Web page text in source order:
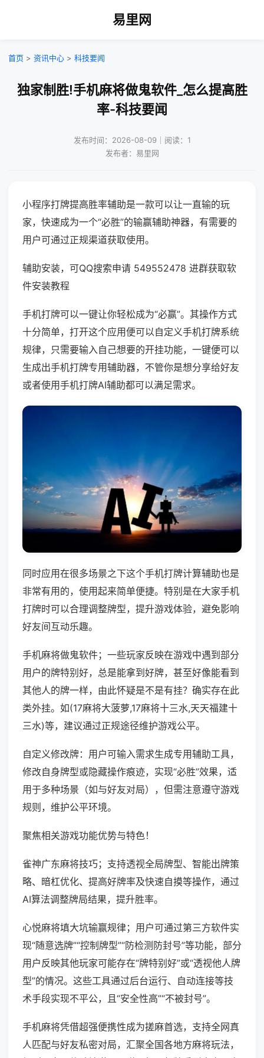
易里网
首页 > 资讯中心 > 科技要闻
独家制胜!手机麻将做鬼软件_怎么提高胜
率-科技要闻
发布时间：2026-08-09｜阅读：1
发布者：易里网
小程序打牌提高胜率辅助是一款可以让一直输的玩
家，快速成为一个“必胜”的输赢辅助神器，有需要的
用户可通过正规渠道获取使用。
辅助安装，可QQ搜索申请 549552478 进群获取软
件安装教程
手机打牌可以一键让你轻松成为“必赢”。其操作方式
十分简单，打开这个应用便可以自定义手机打牌系统
规律，只需要输入自己想要的开挂功能，一键便可以
生成出手机打牌专用辅助器，不管你是想分享给好友
或者使用手机打牌AI辅助都可以满足需求。
同时应用在很多场景之下这个手机打牌计算辅助也是
非常有用的，使用起来简单便捷。特别是在大家手机
打牌时可以合理调整牌型，提升游戏体验，避免影响
好友间互动乐趣。
手机麻将做鬼软件；一些玩家反映在游戏中遇到部分
用户的牌特别好，总是能拿到好牌，甚至好像能看到
其他人的牌一样，由此怀疑是不是有挂？确实存在此
类外挂。如(17麻将大菠萝,17麻将十三水,天天福建十
三水)等，建议通过正规途径维护游戏公平。
自定义修改牌：用户可输入需求生成专用辅助工具，
修改自身牌型或隐藏操作痕迹，实现“必胜”效果，适
用于多种场景（如与好友对局），但需注意遵守游戏
规则，维护公平环境。
聚焦相关游戏功能优势与特色！
雀神广东麻将技巧；支持透视全局牌型、智能出牌策
略、暗杠优化、提高好牌率及快速自摸等操作，通过
AI算法调整牌局结果，提升胜率。
心悦麻将填大坑输赢规律；用户可通过第三方软件实
现“随意选牌”“控制牌型”“防检测防封号”等功能，部分
用户反映其他玩家可能存在“牌特别好”或“透视他人牌
型”的情况。这些工具通过后台运行、自动连接等技
术手段实现不平公，且“安全性高”“不被封号”。
手机麻将凭借超强便携性成为搓麻首选，支持全网真
人匹配与好友私密对局，汇聚全国各地方麻将玩法，